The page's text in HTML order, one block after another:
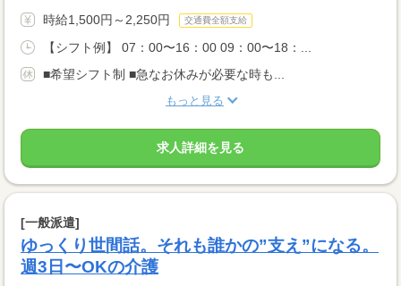
時給1,500円～2,250円 交通費全額支給
【シフト例】 07：00〜16：00 09：00〜18：...
■希望シフト制 ■急なお休みが必要な時も...
もっと見る
求人詳細を見る
[一般派遣]
ゆっくり世間話。それも誰かの”支え”になる。
週3日〜OKの介護